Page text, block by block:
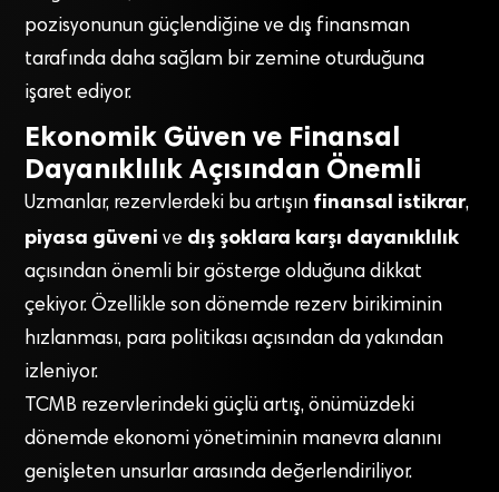
pozisyonunun güçlendiğine ve dış finansman
tarafında daha sağlam bir zemine oturduğuna
işaret ediyor.
Ekonomik Güven ve Finansal
Dayanıklılık Açısından Önemli
Uzmanlar, rezervlerdeki bu artışın finansal istikrar,
piyasa güveni ve dış şoklara karşı dayanıklılık
açısından önemli bir gösterge olduğuna dikkat
çekiyor. Özellikle son dönemde rezerv birikiminin
hızlanması, para politikası açısından da yakından
izleniyor.
TCMB rezervlerindeki güçlü artış, önümüzdeki
dönemde ekonomi yönetiminin manevra alanını
genişleten unsurlar arasında değerlendiriliyor.